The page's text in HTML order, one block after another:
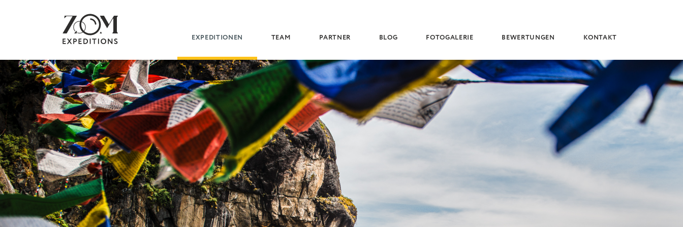
EXPEDITIONEN (CURRENT)TEAM PARTNER BLOG FOTOGALERIE BEWERTUNGEN KONTAKT